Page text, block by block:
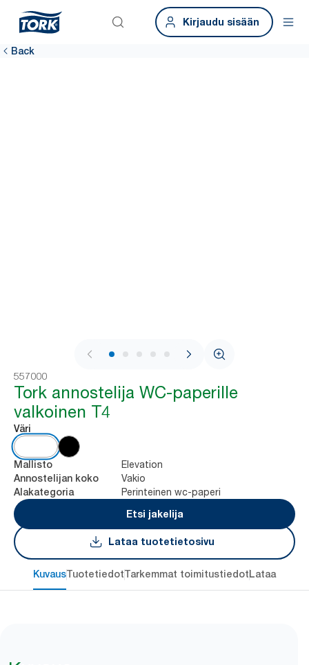
Kirjaudu sisään
Back
1 / 8
557000
Tork annostelija WC-paperille
valkoinen T4
Väri
Mallisto Elevation
Annostelijan koko Vakio
Alakategoria
Perinteinen wc-paperi
Etsi jakelija
Lataa tuotetietosivu
KuvausTuotetiedotTarkemmat toimitustiedotLataa